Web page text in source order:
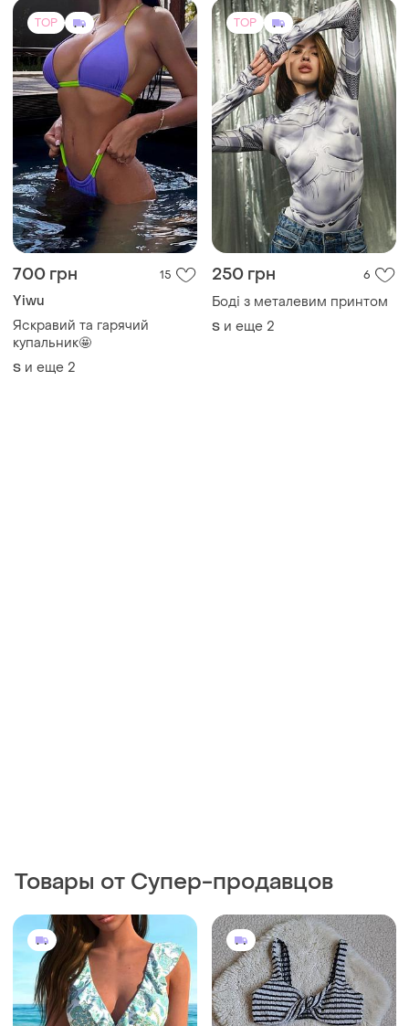
TOP
700 грн 15
Yiwu
Яскравий та гарячий
купальник🤩
S и еще 2
TOP
250 грн 6
Боді з металевим принтом
S и еще 2
Товары от Супер-продавцов